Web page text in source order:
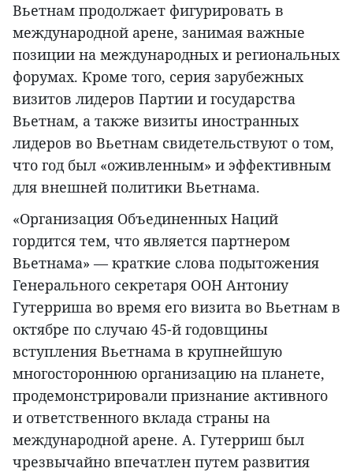
Вьетнам продолжает фигурировать в
международной арене, занимая важные
позиции на международных и региональных
форумах. Кроме того, серия зарубежных
визитов лидеров Партии и государства
Вьетнам, а также визиты иностранных
лидеров во Вьетнам свидетельствуют о том,
что год был «оживленным» и эффективным
для внешней политики Вьетнама.
«Организация Объединенных Наций
гордится тем, что является партнером
Вьетнама» — краткие слова подытожения
Генерального секретаря ООН Антониу
Гутерриша во время его визита во Вьетнам в
октябре по случаю 45-й годовщины
вступления Вьетнама в крупнейшую
многостороннюю организацию на планете,
продемонстрировали признание активного
и ответственного вклада страны на
международной арене. А. Гутерриш был
чрезвычайно впечатлен путем развития